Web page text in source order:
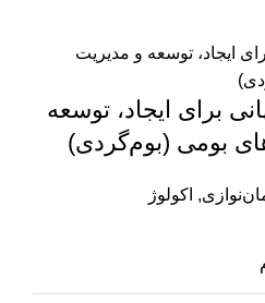
برای ایجاد، توسعه
بومی (بوم‌گردی)
, اکولوژ